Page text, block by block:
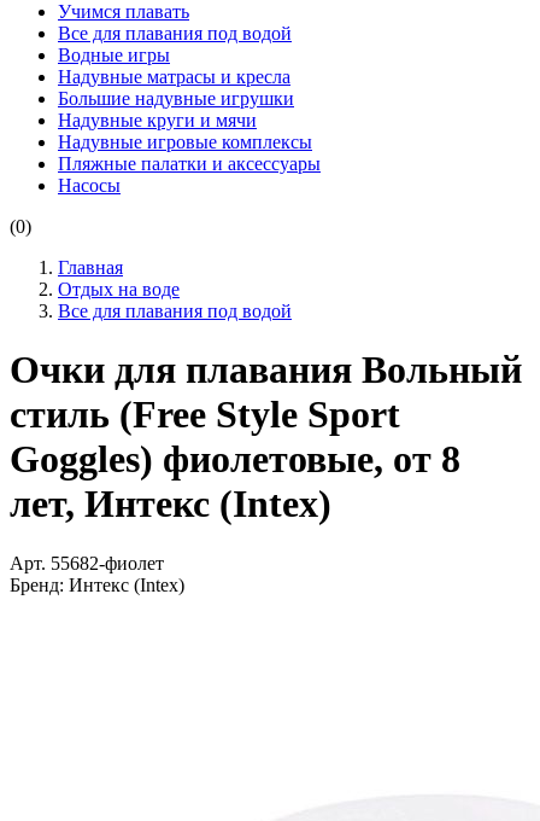
Учимся плавать
Все для плавания под водой
Водные игры
Надувные матрасы и кресла
Большие надувные игрушки
Надувные круги и мячи
Надувные игровые комплексы
Пляжные палатки и аксессуары
Насосы
(0)
Главная
Отдых на воде
Все для плавания под водой
Очки для плавания Вольный
стиль (Free Style Sport
Goggles) фиолетовые, от 8
лет, Интекс (Intex)
Арт. 55682-фиолет
Бренд: Интекс (Intex)